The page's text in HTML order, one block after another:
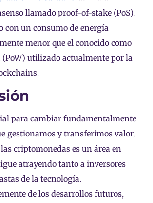
llamado proof-of-stake (PoS),
con un consumo de energía
menor que el conocido como
utilizado actualmente por la
para cambiar fundamentalmente
gestionamos y transferimos valor,
criptomonedas es un área en
atrayendo tanto a inversores
de la tecnología.
de los desarrollos futuros,